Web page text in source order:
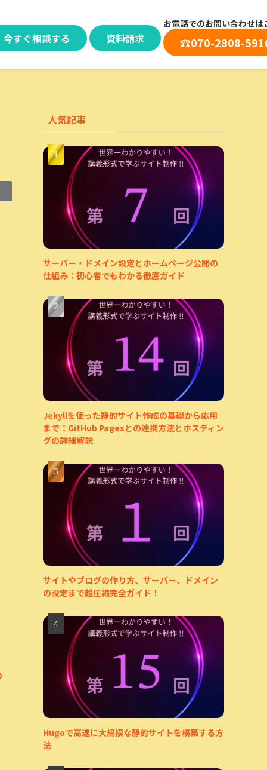
今すぐ相談する 資料請求
お電話でのお問い合わせは
☎︎070-2808-
人気記事
サーバー・ドメイン設定とホームページ公開の
仕組み：初心者でもわかる徹底ガイド
Jekyllを使った静的サイト作成の基礎から応用
まで：GitHub Pagesとの連携方法とホスティン
グの詳細解説
サイトやブログの作り方、サーバー、ドメイン
の設定まで超圧縮完全ガイド！
Hugoで高速に大規模な静的サイトを構築する方
法